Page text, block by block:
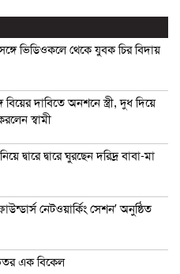
ভিডিওকলে থেকে যুবক চির বিদায়
বিয়ের দাবিতে অনশনে স্ত্রী, দুধ দিয়ে
স্বামী
দ্বারে দ্বারে ঘুরছেন দরিদ্র বাবা-মা
নেটওয়ার্কিং সেশন’ অনুষ্ঠিত
এক বিকেল